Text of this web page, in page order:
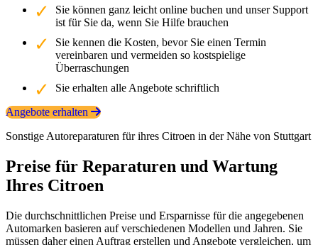
Sie können ganz leicht online buchen und unser Support
ist für Sie da, wenn Sie Hilfe brauchen
Sie kennen die Kosten, bevor Sie einen Termin
vereinbaren und vermeiden so kostspielige
Überraschungen
Sie erhalten alle Angebote schriftlich
Angebote erhalten
Sonstige Autoreparaturen für ihres Citroen in der Nähe von Stuttgart
Preise für Reparaturen und Wartung
Ihres Citroen
Die durchschnittlichen Preise und Ersparnisse für die angegebenen
Automarken basieren auf verschiedenen Modellen und Jahren. Sie
müssen daher einen Auftrag erstellen und Angebote vergleichen, um